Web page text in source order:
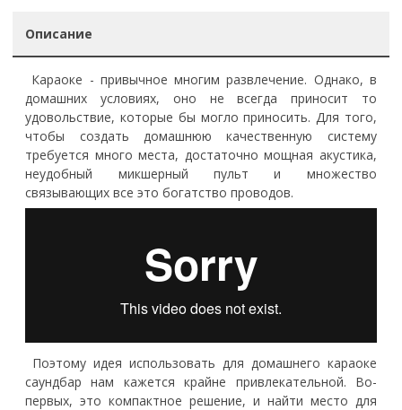
Описание
Караоке - привычное многим развлечение. Однако, в
домашних условиях, оно не всегда приносит то
удовольствие, которые бы могло приносить. Для того,
чтобы создать домашнюю качественную систему
требуется много места, достаточно мощная акустика,
неудобный микшерный пульт и множество
связывающих все это богатство проводов.
Поэтому идея использовать для домашнего караоке
саундбар нам кажется крайне привлекательной. Во-
первых, это компактное решение, и найти место для